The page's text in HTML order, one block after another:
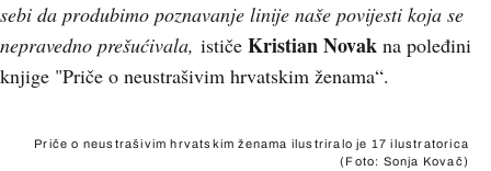
sebi da produbimo poznavanje linije naše povijesti koja se
nepravedno prešućivala, ističe Kristian Novak na poleđini
knjige "Priče o neustrašivim hrvatskim ženama“.
Priče o neustrašivim hrvatskim ženama ilustriralo je 17 ilustratorica
(Foto: Sonja Kovač)